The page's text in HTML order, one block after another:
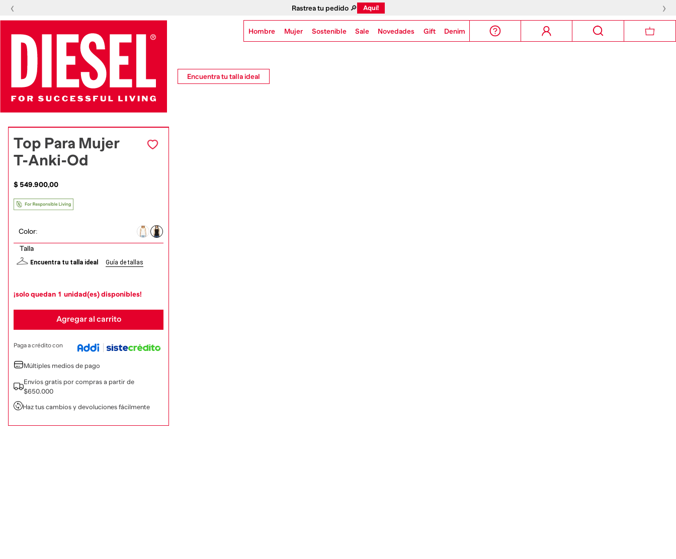
‹ Rastrea tu pedido 🔎 Aquí! ›
Hombre Mujer Sostenible Sale Novedades Gift Denim
Encuentra tu talla ideal
Top Para Mujer
T-Anki-Od
$ 549.900,00
Color:
Talla
Encuentra tu talla ideal Guía de tallas
¡solo quedan 1 unidad(es) disponibles!
Agregar al carrito
Paga a crédito con
Múltiples medios de pago
Envíos gratis por compras a partir de
$650.000
Haz tus cambios y devoluciones fácilmente